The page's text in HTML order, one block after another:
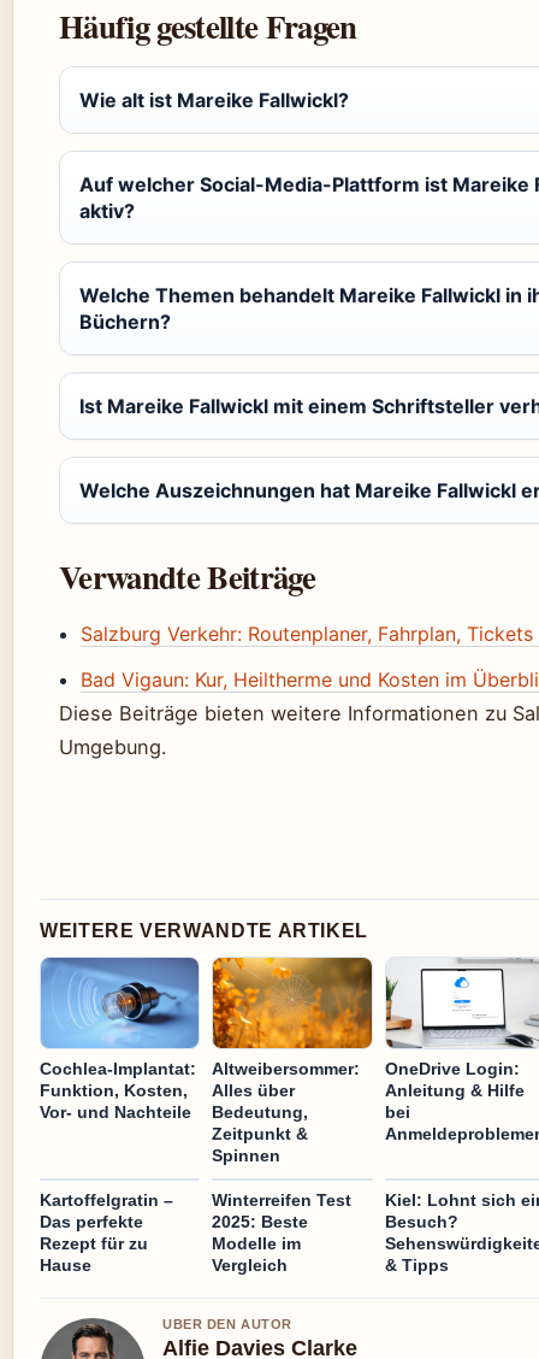
Häufig gestellte Fragen
Wie alt ist Mareike Fallwickl?
Auf welcher Social-Media-Plattform ist Mareike
aktiv?
Welche Themen behandelt Mareike Fallwickl in
Büchern?
Ist Mareike Fallwickl mit einem Schriftsteller
Welche Auszeichnungen hat Mareike Fallwickl
Verwandte Beiträge
Salzburg Verkehr: Routenplaner, Fahrplan,
Bad Vigaun: Kur, Heiltherme und Kosten im
Diese Beiträge bieten weitere Informationen zu
Umgebung.
WEITERE VERWANDTE ARTIKEL
Cochlea-Implantat:
Funktion, Kosten,
Vor- und Nachteile
Altweibersommer:
Alles über
Bedeutung,
Zeitpunkt &
Spinnen
OneDrive Login:
Anleitung & Hilfe
bei
Kartoffelgratin –
Das perfekte
Rezept für zu
Hause
Winterreifen Test
2025: Beste
Modelle im
Vergleich
Kiel: Lohnt sich
Besuch?
& Tipps
UBER DEN AUTOR
Alfie Davies Clarke